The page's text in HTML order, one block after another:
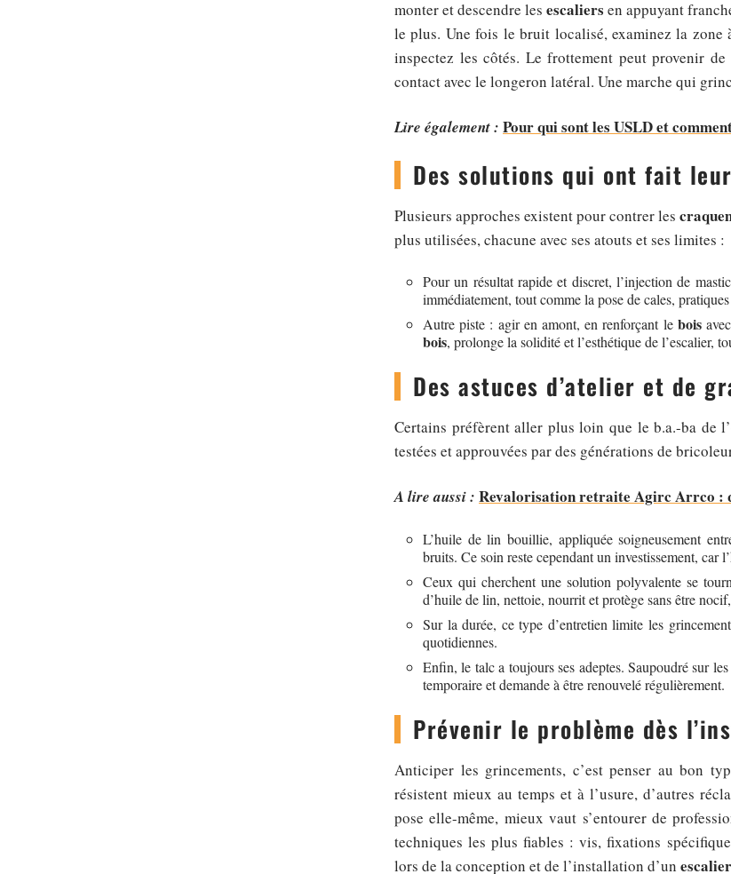
monter et descendre lesescaliers en appuyant
le plus. Une fois le bruit localisé, examinez la
inspectez les côtés. Le frottement peut provenir
contact avec le longeron latéral. Une marche qui
Lire également : Pour qui sont les USLD et
Des solutions qui ont fait
Plusieurs approches existent pour contrer les
plus utilisées, chacune avec ses atouts et ses limites :
Pour un résultat rapide et discret, l’injection de
immédiatement, tout comme la pose de cales,
Autre piste : agir en amont, en renforçant le bois
bois, prolonge la solidité et l’esthétique de l’escalier,
Des astuces d’atelier et de
Certains préfèrent aller plus loin que le b.a.-ba de
testées et approuvées par des générations de
A lire aussi : Revalorisation retraite Agirc Arrco :
L’huile de lin bouillie, appliquée soigneusement
bruits. Ce soin reste cependant un investissement, car
Ceux qui cherchent une solution polyvalente se
d’huile de lin, nettoie, nourrit et protège sans être
Sur la durée, ce type d’entretien limite les
quotidiennes.
Enfin, le talc a toujours ses adeptes. Saupoudré sur
temporaire et demande à être renouvelé régulièrement.
Prévenir le problème dès
Anticiper les grincements, c’est penser au bon
résistent mieux au temps et à l’usure, d’autres
pose elle-même, mieux vaut s’entourer de
techniques les plus fiables : vis, fixations
lors de la conception et de l’installation d’un escalier